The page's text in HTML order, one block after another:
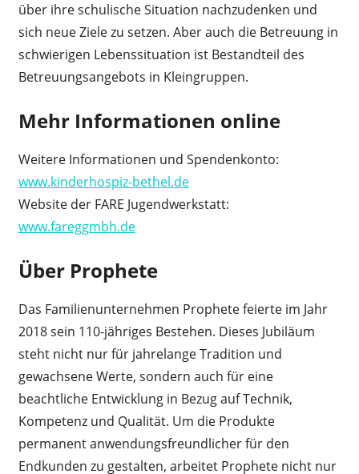
über ihre schulische Situation nachzudenken und
sich neue Ziele zu setzen. Aber auch die Betreuung in
schwierigen Lebenssituation ist Bestandteil des
Betreuungsangebots in Kleingruppen.
Mehr Informationen online
Weitere Informationen und Spendenkonto:
www.kinderhospiz-bethel.de
Website der FARE Jugendwerkstatt:
www.fareggmbh.de
Über Prophete
Das Familienunternehmen Prophete feierte im Jahr
2018 sein 110-jähriges Bestehen. Dieses Jubiläum
steht nicht nur für jahrelange Tradition und
gewachsene Werte, sondern auch für eine
beachtliche Entwicklung in Bezug auf Technik,
Kompetenz und Qualität. Um die Produkte
permanent anwendungsfreundlicher für den
Endkunden zu gestalten, arbeitet Prophete nicht nur